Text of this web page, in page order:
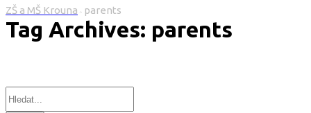
ZŠ a MŠ Krouna > parents
Tag Archives: parents